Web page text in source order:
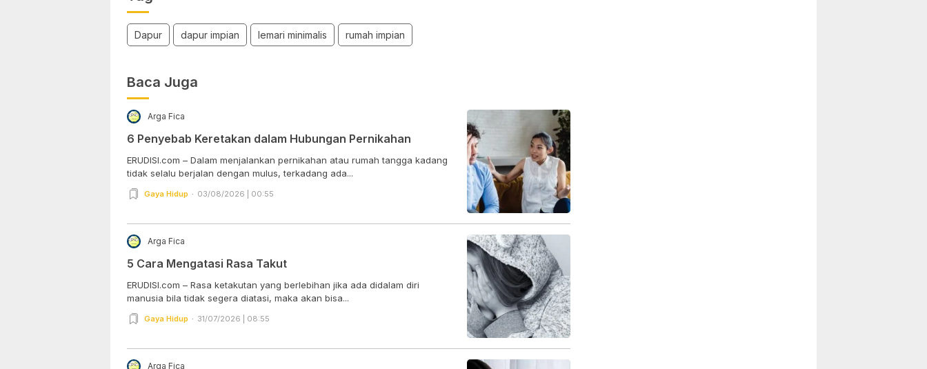
Dapur dapur impian lemari minimalis rumah impian
Baca Juga
Arga Fica
6 Penyebab Keretakan dalam Hubungan Pernikahan
ERUDISI.com – Dalam menjalankan pernikahan atau rumah tangga kadang
tidak selalu berjalan dengan mulus, terkadang ada...
Gaya Hidup 03/08/2026 | 00:55
Arga Fica
5 Cara Mengatasi Rasa Takut
ERUDISI.com – Rasa ketakutan yang berlebihan jika ada didalam diri
manusia bila tidak segera diatasi, maka akan bisa...
Gaya Hidup 31/07/2026 | 08:55
Arga Fica